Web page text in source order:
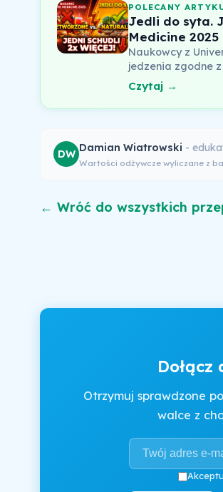
POLECANY
Jedli do syta.
Medicine 2025
Naukowcy z
jedzenia zgodne
Czytaj →
DW
Damian Wiatrowski -
Wartości odżywcze wyliczane z
← Wróć do wszystkich
Dołącz
Otrzymuj sprawdzone
walce z